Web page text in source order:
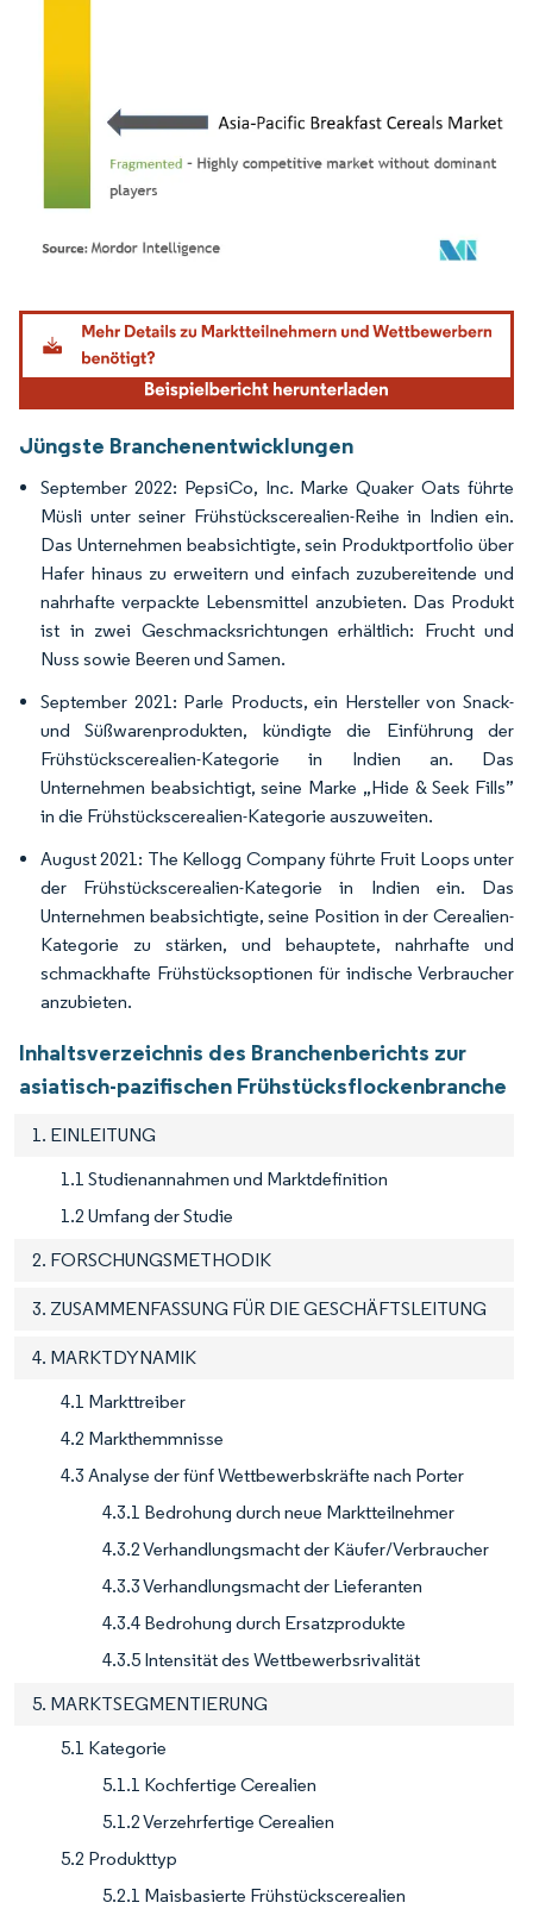
Bild © Mordor Intelligence. Wiederverwendung erfordert Namensnennung gemäß
Jüngste Branchenentwicklungen
September 2022: PepsiCo, Inc. Marke Quaker Oats führte
Müsli unter seiner Frühstückscerealien-Reihe in Indien ein.
Das Unternehmen beabsichtigte, sein Produktportfolio über
Hafer hinaus zu erweitern und einfach zuzubereitende und
nahrhafte verpackte Lebensmittel anzubieten. Das Produkt
ist in zwei Geschmacksrichtungen erhältlich: Frucht und
Nuss sowie Beeren und Samen.
September 2021: Parle Products, ein Hersteller von Snack-
und Süßwarenprodukten, kündigte die Einführung der
Frühstückscerealien-Kategorie in Indien an. Das
Unternehmen beabsichtigt, seine Marke „Hide & Seek Fills”
in die Frühstückscerealien-Kategorie auszuweiten.
August 2021: The Kellogg Company führte Fruit Loops unter
der Frühstückscerealien-Kategorie in Indien ein. Das
Unternehmen beabsichtigte, seine Position in der Cerealien-
Kategorie zu stärken, und behauptete, nahrhafte und
schmackhafte Frühstücksoptionen für indische Verbraucher
anzubieten.
Inhaltsverzeichnis des Branchenberichts zur
asiatisch-pazifischen Frühstücksflockenbranche
1. EINLEITUNG
1.1 Studienannahmen und Marktdefinition
1.2 Umfang der Studie
2. FORSCHUNGSMETHODIK
3. ZUSAMMENFASSUNG FÜR DIE GESCHÄFTSLEITUNG
4. MARKTDYNAMIK
4.1 Markttreiber
4.2 Markthemmnisse
4.3 Analyse der fünf Wettbewerbskräfte nach Porter
4.3.1 Bedrohung durch neue Marktteilnehmer
4.3.2 Verhandlungsmacht der Käufer/Verbraucher
4.3.3 Verhandlungsmacht der Lieferanten
4.3.4 Bedrohung durch Ersatzprodukte
4.3.5 Intensität des Wettbewerbsrivalität
5. MARKTSEGMENTIERUNG
5.1 Kategorie
5.1.1 Kochfertige Cerealien
5.1.2 Verzehrfertige Cerealien
5.2 Produkttyp
5.2.1 Maisbasierte Frühstückscerealien